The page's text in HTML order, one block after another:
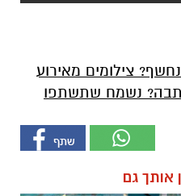
צילומים מאירוע
נשמח שתשתפו
אותך גם